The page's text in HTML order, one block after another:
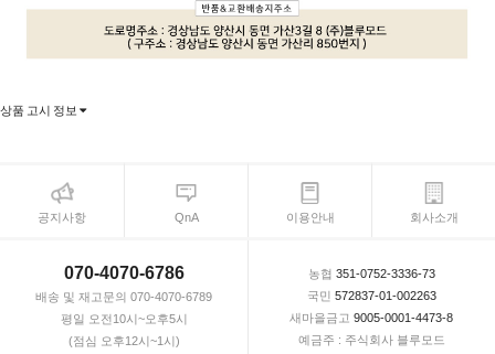
상품 고시 정보
공지사항 QnA 이용안내 회사소개
070-4070-6786
배송 및 재고문의 070-4070-6789
평일 오전10시~오후5시
(점심 오후12시~1시)
농협 351-0752-3336-73
국민 572837-01-002263
새마을금고 9005-0001-4473-8
예금주 : 주식회사 블루모드